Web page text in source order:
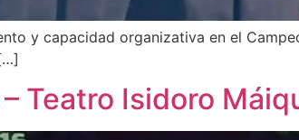
y capacidad organizativa en el
Teatro Isidoro